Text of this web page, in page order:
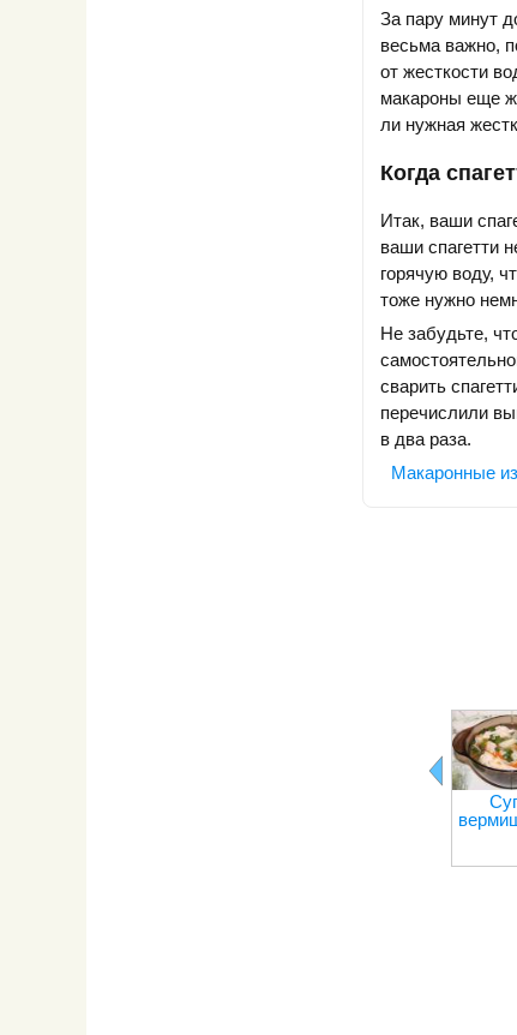
За пару минут
весьма важно,
от жесткости
макароны еще
ли нужная
Когда
Итак, ваши
ваши спагетти
горячую воду,
тоже нужно
Не забудьте,
сварить
перечислили
в два раза.
Макаронные